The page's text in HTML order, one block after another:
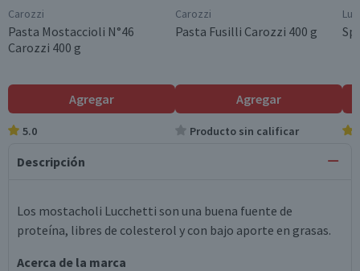
Carozzi
Pasta Mostaccioli N°46
Carozzi 400 g
Agregar
5.0
Carozzi
Pasta Fusilli Carozzi 400 g
Agregar
Producto sin calificar
Descripción
Los mostacholi Lucchetti son una buena fuente de
proteína, libres de colesterol y con bajo aporte en grasas.
Acerca de la marca